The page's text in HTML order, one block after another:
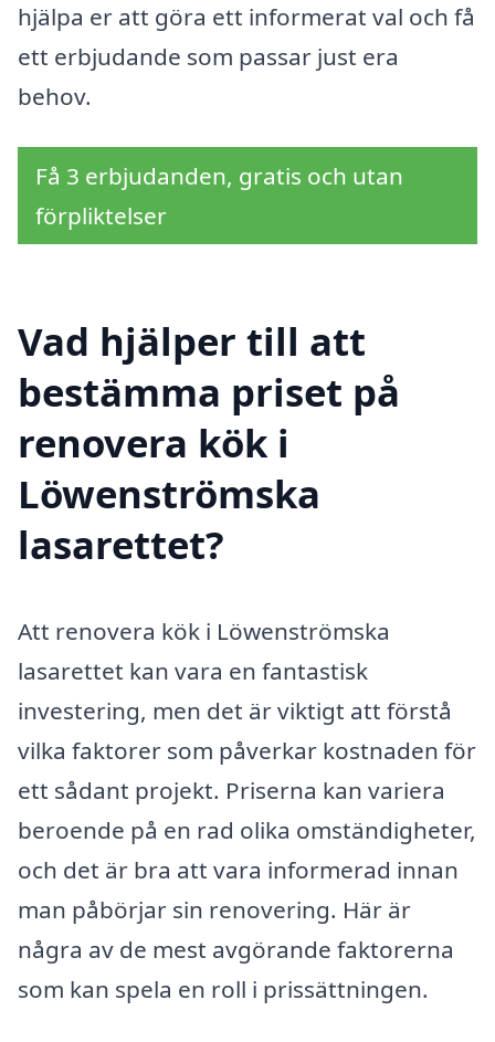
hjälpa er att göra ett informerat val och få
ett erbjudande som passar just era
behov.
Få 3 erbjudanden, gratis och utan
förpliktelser
Vad hjälper till att
bestämma priset på
renovera kök i
Löwenströmska
lasarettet?
Att renovera kök i Löwenströmska
lasarettet kan vara en fantastisk
investering, men det är viktigt att förstå
vilka faktorer som påverkar kostnaden för
ett sådant projekt. Priserna kan variera
beroende på en rad olika omständigheter,
och det är bra att vara informerad innan
man påbörjar sin renovering. Här är
några av de mest avgörande faktorerna
som kan spela en roll i prissättningen.